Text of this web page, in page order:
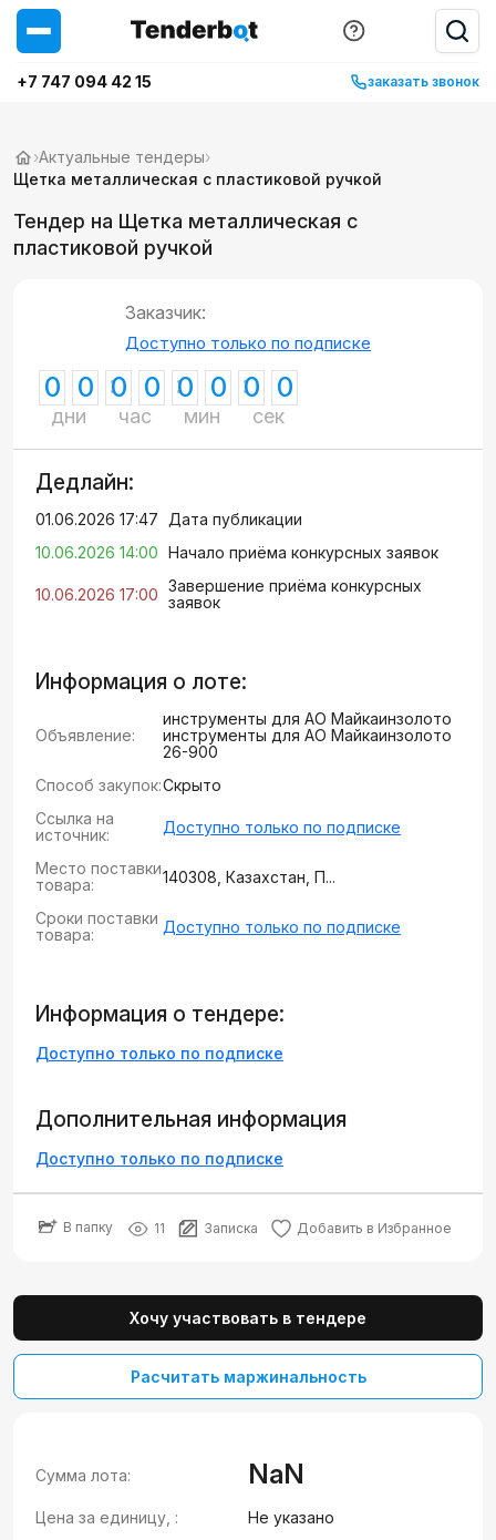
+7 747 094 42 15 заказать звонок
›Актуальные тендеры›
Щетка металлическая с пластиковой ручкой
Тендер на Щетка металлическая с
пластиковой ручкой
Заказчик:
Доступно только по подписке
0 0
дни
0 0
час
0 0
мин
0 0
сек
Дедлайн:
01.06.2026 17:47
Дата публикации
10.06.2026 14:00 Начало приёма конкурсных заявок
10.06.2026 17:00 Завершение приёма конкурсных
заявок
Информация о лоте:
Объявление:
инструменты для АО Майкаинзолото
инструменты для АО Майкаинзолото
26-900
Способ закупок:Скрыто
Ссылка на
источник:
Доступно только по подписке
Место поставки
товара:
140308, Казахстан, П...
Сроки поставки
товара:
Доступно только по подписке
Информация о тендере:
Доступно только по подписке
Дополнительная информация
Доступно только по подписке
В папку 11 Записка Добавить в Избранное
Хочу участвовать в тендере
Расчитать маржинальность
Сумма лота: NaN
Цена за единицу, : Не указано